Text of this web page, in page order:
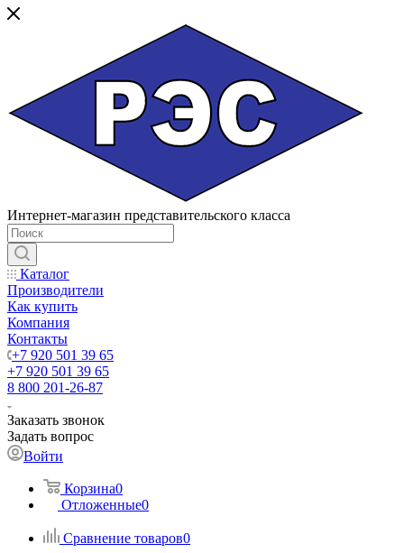
Интернет-магазин представительского класса
Каталог
Производители
Как купить
Компания
Контакты
+7 920 501 39 65
+7 920 501 39 65
8 800 201-26-87
Заказать звонок
Задать вопрос
Войти
Корзина0
Отложенные0
Сравнение товаров0